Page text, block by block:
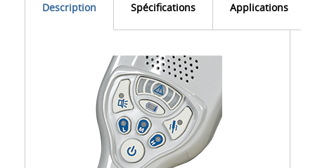
Description Spécifications Applications